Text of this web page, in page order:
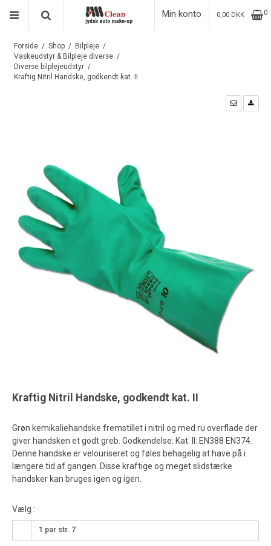
Min konto 0,00 DKK 0
Forside / Shop / Bilpleje /
Vaskeudstyr & Bilpleje diverse /
Diverse bilplejeudstyr /
Kraftig Nitril Handske, godkendt kat. II
Kraftig Nitril Handske, godkendt kat. II
Grøn kemikaliehandske fremstillet i nitril og med ru overflade der
giver handsken et godt greb. Godkendelse: Kat. II: EN388 EN374.
Denne handske er velouriseret og føles behagelig at have på i
længere tid af gangen. Disse kraftige og meget slidstærke
handsker kan bruges igen og igen.
Vælg :
1 par str. 7